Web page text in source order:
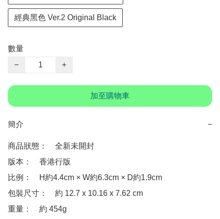
經典黑色 Ver.2 Original Black
數量
−
+
加至購物車
簡介 −
商品狀態：　全新未開封
版本：　香港行版
比例：　H約4.4cm × W約6.3cm × D約1.9cm
包裝尺寸：　約 ‎12.7 x 10.16 x 7.62 cm
重量：　約 ‎454g